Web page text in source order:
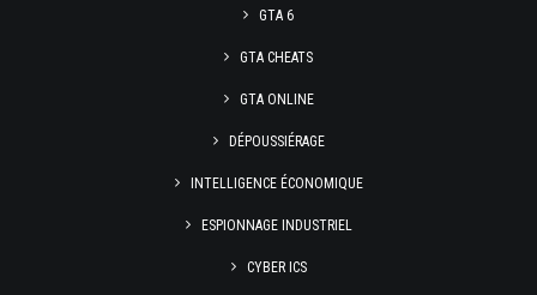
GTA 6
GTA CHEATS
GTA ONLINE
DÉPOUSSIÉRAGE
INTELLIGENCE ÉCONOMIQUE
ESPIONNAGE INDUSTRIEL
CYBER ICS